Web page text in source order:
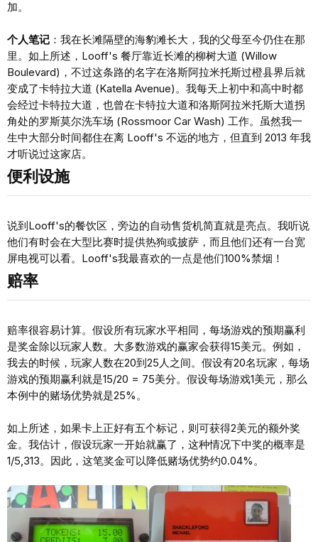
加。
个人笔记 ：我在长滩隔壁的海豹滩长大，我的父母至今仍住在那
里。如上所述，Looff's 餐厅靠近长滩的柳树大道 (Willow
Boulevard)，不过这条路的名字在洛斯阿拉米托斯过橙县界后就
变成了卡特拉大道 (Katella Avenue)。我每天上初中和高中时都
会经过卡特拉大道，也曾在卡特拉大道和洛斯阿拉米托斯大道拐
角处的罗斯莫尔洗车场 (Rossmoor Car Wash) 工作。虽然我一
生中大部分时间都住在离 Looff's 不远的地方，但直到 2013 年我
才听说过这家店。
便利设施
说到Looff's的餐饮区，旁边的自动售货机简直就是亮点。我听说
他们有时会在大型比赛时提供热狗或披萨，而且他们还有一台宽
屏电视可以看。Looff's我最喜欢的一点是他们100%禁烟！
赔率
赔率很容易计算。假设所有玩家水平相同，每场游戏的预期赢利
是奖金除以玩家人数。大多数游戏的赢家会获得15美元。例如，
我去的时候，玩家人数在20到25人之间。假设有20名玩家，每场
游戏的预期赢利就是15/20 = 75美分。假设每场游戏1美元，那么
本例中的赌场优势就是25%。
如上所述，如果卡上正好有五个标记，则可获得2美元的额外奖
金。我估计，假设玩家一开始就赢了，这种情况下中奖的概率是
1/5,313。因此，这笔奖金可以降低赌场优势约0.04%。